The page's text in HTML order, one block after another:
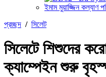
ইমাম মুয়াজ্জিন কল্যাণ
প্রচ্ছদ / সিলেট
সিলেটে শিশুদের
ক্যাম্পেইন শুরু